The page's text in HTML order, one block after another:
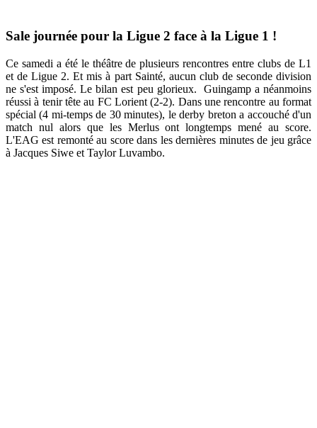
Sale journée pour la Ligue 2 face à la Ligue 1 !
Ce samedi a été le théâtre de plusieurs rencontres entre clubs de L1
et de Ligue 2. Et mis à part Sainté, aucun club de seconde division
ne s'est imposé. Le bilan est peu glorieux. Guingamp a néanmoins
réussi à tenir tête au FC Lorient (2-2). Dans une rencontre au format
spécial (4 mi-temps de 30 minutes), le derby breton a accouché d'un
match nul alors que les Merlus ont longtemps mené au score.
L'EAG est remonté au score dans les dernières minutes de jeu grâce
à Jacques Siwe et Taylor Luvambo.